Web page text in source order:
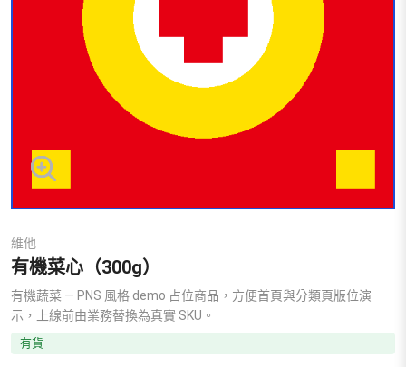
維他
有機菜心（300g）
有機蔬菜 — PNS 風格 demo 占位商品，方便首頁與分類頁版位演
示，上線前由業務替換為真實 SKU。
有貨